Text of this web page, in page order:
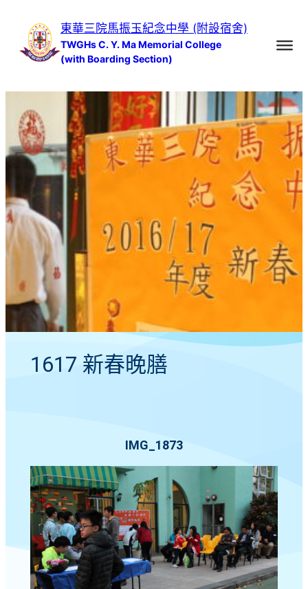
東華三院馬振玉紀念中學 (附設宿舍)
TWGHs C. Y. Ma Memorial College
(with Boarding Section)
1617 新春晚膳
IMG_1873